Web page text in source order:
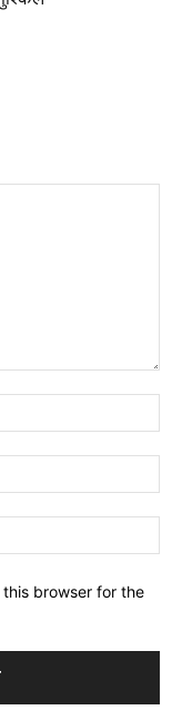
browser for the